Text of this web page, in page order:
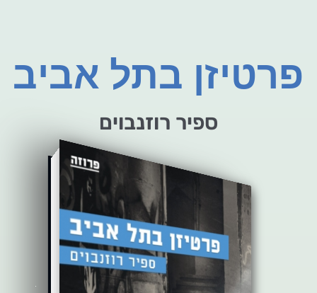
פרטיזן בתל אביב
ספיר רוזנבוים